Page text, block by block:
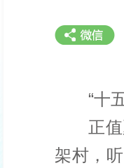
分享到微信
“十
正
架村，